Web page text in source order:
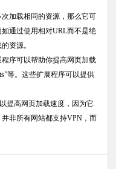
加载相同的资源，那么它可
通过使用相对URL而不是绝
资源。
序可以帮助你提高网页加载
等。这些扩展程序可以提供
提高网页加载速度，因为它
非所有网站都支持VPN，而